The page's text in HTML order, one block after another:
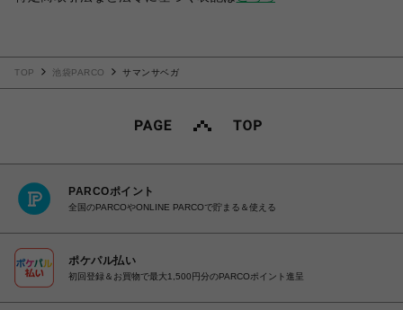
TOP 池袋PARCO サマンサベガ
PARCOポイント
全国のPARCOやONLINE PARCOで貯まる＆使える
ポケパル払い
初回登録＆お買物で最大1,500円分のPARCOポイント進呈